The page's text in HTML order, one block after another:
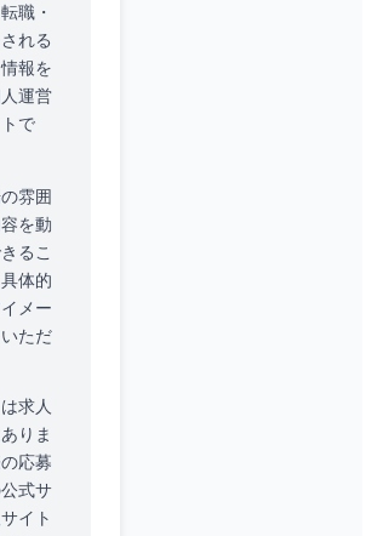
職・
れる
報を
運営
で
雰囲
を動
るこ
体的
メー
ただ
求人
りま
応募
式サ
イト